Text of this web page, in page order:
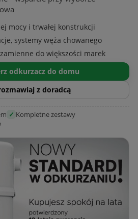
mocy i trwałej konstrukcji
systemy węża chowanego
do większości marek
odkurzacz do domu
z doradcą
✓ Kompletne zestawy